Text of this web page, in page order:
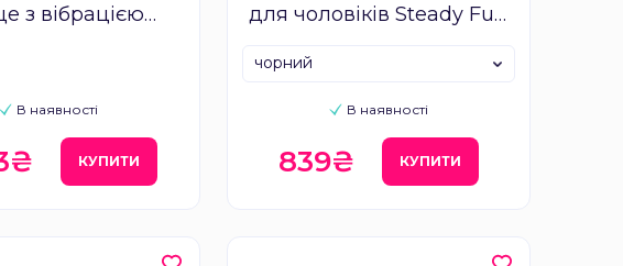
з вібрацією
В наявності
КУПИТИ
для чоловіків Steady Fun
В наявності
чорний
839₴ КУПИТИ